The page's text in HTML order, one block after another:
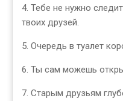
4. Тебе не нужно
твоих друзей.
5. Очередь в туалет
6. Ты сам можешь
7. Старым друзьям